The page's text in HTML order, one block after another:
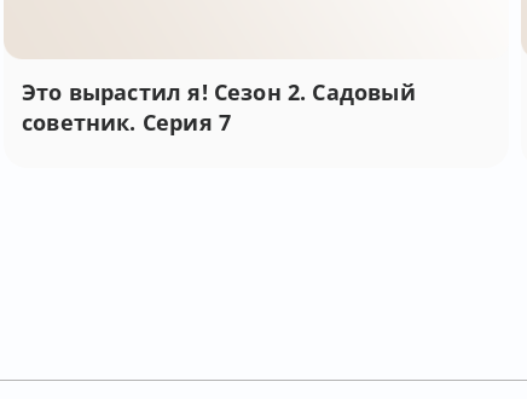
Это вырастил я! Сезон 2. Садовый
советник. Серия 7